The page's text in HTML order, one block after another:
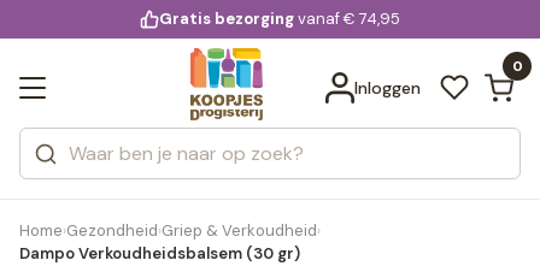
voor 20:00 uur besteld
Gratis bezorgingvanaf € 74,95
Inloggen
0
Zoeken
Categorieën
Merken
Bekijk alle resultaten
Home›Gezondheid›Griep & Verkoudheid›
Dampo Verkoudheidsbalsem (30 gr)